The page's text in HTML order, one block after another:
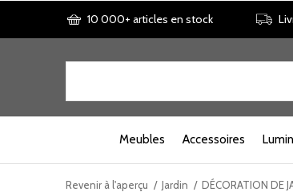
Meubles Accessoires
10 000+ articles en stock
Revenir à l'aperçu Jardin DÉCORATION DE